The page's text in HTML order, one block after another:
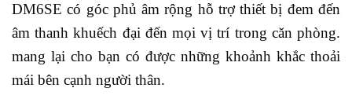
DM6SE có góc phủ âm rộng hỗ trợ thiết bị đem đến
âm thanh khuếch đại đến mọi vị trí trong căn phòng.
mang lại cho bạn có được những khoảnh khắc thoải
mái bên cạnh người thân.